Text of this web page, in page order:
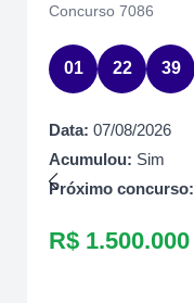
Concurso 7086
01 22 39
Data: 07/08/2026
Acumulou: Sim
Próximo concurso:
R$ 1.500.000